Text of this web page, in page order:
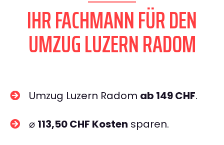
IHR FACHMANN FÜR DEN
UMZUG LUZERN RADOM
Umzug Luzern Radom ab 149 CHF.
⌀ 113,50 CHF Kosten sparen.